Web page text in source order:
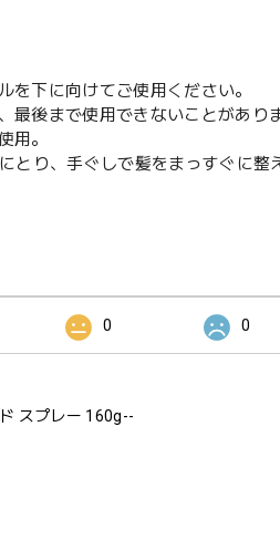
を下に向けてご使用ください。
最後まで使用できないことがあり
用。
とり、手ぐしで髪をまっすぐに整
0 0
スプレー 160g--